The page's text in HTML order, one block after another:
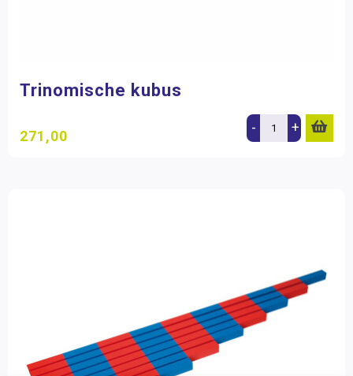
Trinomische kubus
271,00 - +